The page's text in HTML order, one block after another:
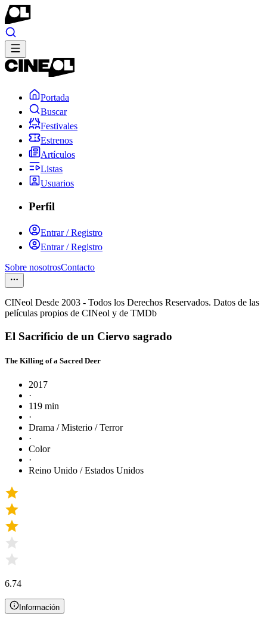
Portada
Buscar
Festivales
Estrenos
Artículos
Listas
Usuarios
Perfil
Entrar / Registro
Entrar / Registro
Sobre nosotrosContacto
CINeol Desde 2003 - Todos los Derechos Reservados. Datos de las
películas propios de CINeol y de TMDb
El Sacrificio de un Ciervo sagrado
The Killing of a Sacred Deer
2017
·
119 min
·
Drama / Misterio / Terror
·
Color
·
Reino Unido / Estados Unidos
6.74
Información